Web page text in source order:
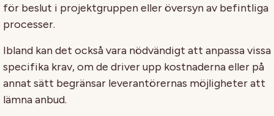
för beslut i projektgruppen eller översyn av befintliga
processer.
Ibland kan det också vara nödvändigt att anpassa vissa
specifika krav, om de driver upp kostnaderna eller på
annat sätt begränsar leverantörernas möjligheter att
lämna anbud.